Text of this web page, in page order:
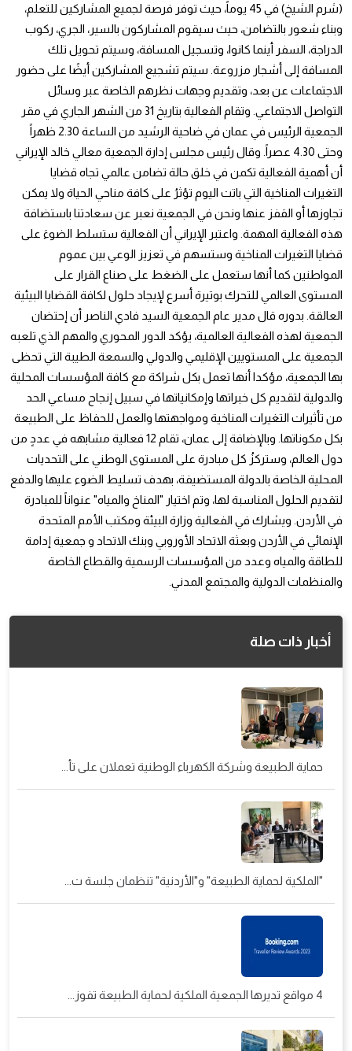
(شرم الشيخ) في 45 يوماً، حيث توفر فرصة لجميع المشاركين للتعلم،
وبناء شعور بالتضامن، حيث سيقوم المشاركون بالسير، الجري، ركوب
الدراجة، السفر أينما كانوا، وتسجيل المسافة، وسيتم تحويل تلك
المسافة إلى أشجار مزروعة. سيتم تشجيع المشاركين أيضًا على حضور
الاجتماعات عن بعد، وتقديم وجهات نظرهم الخاصة عبر وسائل
التواصل الاجتماعي. وتقام الفعالية بتاريخ 31 من الشهر الجاري في مقر
الجمعية الرئيس في عمان في ضاحية الرشيد من الساعة 2.30 ظهراً
وحتى 4.30 عصراً. وقال رئيس مجلس إدارة الجمعية معالي خالد الإيراني
أن أهمية الفعالية تكمن في خلق حالة تضامن عالمي تجاه قضايا
التغيرات المناخية التي باتت اليوم تؤثرُ على كافة مناحي الحياة ولا يمكن
تجاوزها أو القفز عنها ونحن في الجمعية نعبر عن سعادتنا باستضافة
هذه الفعالية المهمة. واعتبر الإيراني أن الفعالية ستسلط الضوءَ على
قضايا التغيرات المناخية وستسهم في تعزيز الوعي بين عموم
المواطنين كما أنها ستعمل على الضغط على صناع القرار على
المستوى العالمي للتحرك بوتيرة أسرع لإيجاد حلول لكافة القضايا البيئية
العالقة. بدوره قال مدير عام الجمعية السيد فادي الناصر أن إحتضان
الجمعية لهذه الفعالية العالمية، يؤكد الدور المحوري والمهم الذي تلعبه
الجمعية على المستويين الإقليمي والدولي والسمعة الطيبة التي تحظى
بها الجمعية، مؤكدا أنها تعمل بكل شراكة مع كافة المؤسسات المحلية
والدولية لتقديم كل خبراتها وإمكانياتها في سبيل إنجاح مساعي الحد
من تأثيرات التغيرات المناخية ومواجهتها والعمل للحفاظ على الطبيعة
بكل مكوناتها. وبالإضافة إلى عمان، تقام 12 فعالية مشابهه في عددٍ من
دول العالم، وستركزُ كل مبادرة على المستوى الوطني على التحديات
المحلية الخاصة بالدولة المستضيفة، بهدف تسليط الضوء عليها والدفع
لتقديم الحلول المناسبة لها، وتم اختيار "المناخ والمياه" عنواناً للمبادرة
في الأردن. ويشارك في الفعالية وزارة البيئة ومكتب الأمم المتحدة
الإنمائي في الأردن وبعثة الاتحاد الأوروبي وبنك الاتحاد و جمعية إدامة
للطاقة والمياه وعدد من المؤسسات الرسمية والقطاع الخاصة
والمنظمات الدولية والمجتمع المدني.
أخبار ذات صلة
حماية الطبيعة وشركة الكهرباء الوطنية تعملان على تأ...
"الملكية لحماية الطبيعة" و"الأردنية" تنظمان جلسة ت...
4 مواقع تديرها الجمعية الملكية لحماية الطبيعة تفوز...